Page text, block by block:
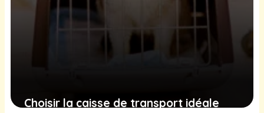
Choisir la caisse de transport idéale